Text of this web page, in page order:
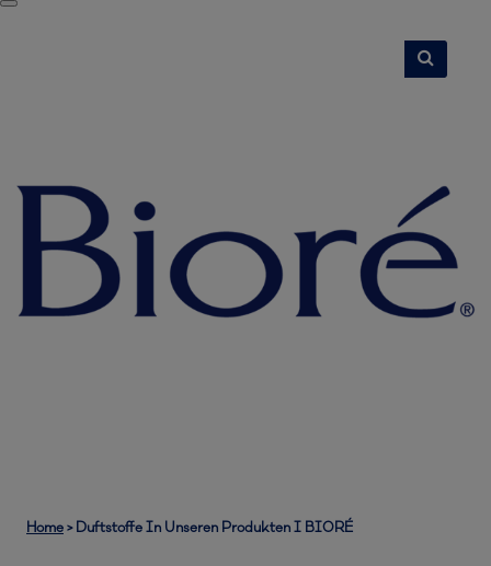
Home> Duftstoffe In Unseren Produkten I BIORÉ